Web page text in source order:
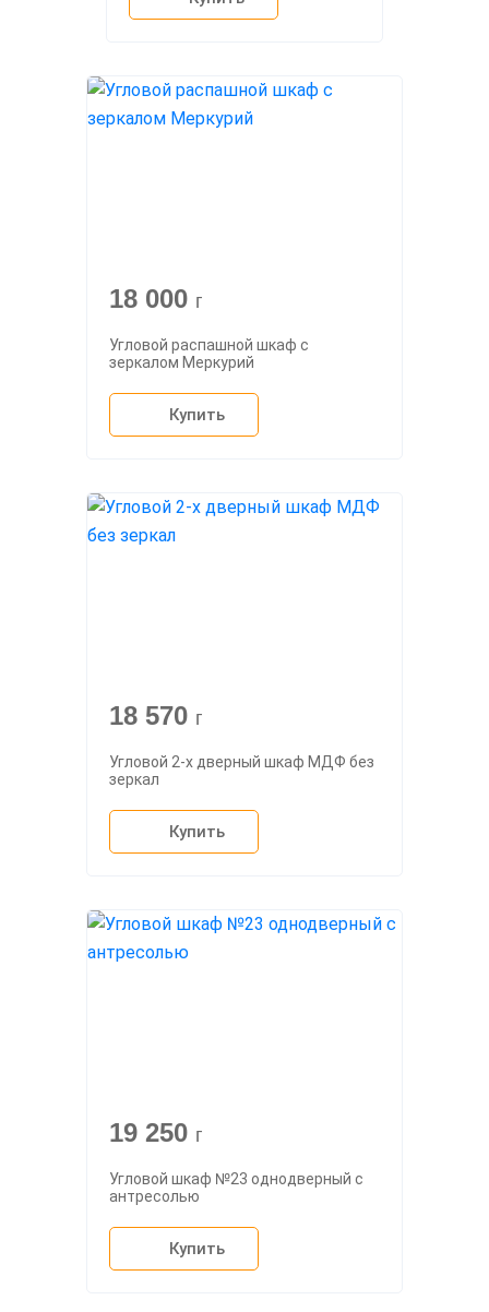
18 000 г
Угловой распашной шкаф с
зеркалом Меркурий
Купить
18 570 г
Угловой 2-х дверный шкаф МДФ без
зеркал
Купить
19 250 г
Угловой шкаф №23 однодверный с
антресолью
Купить